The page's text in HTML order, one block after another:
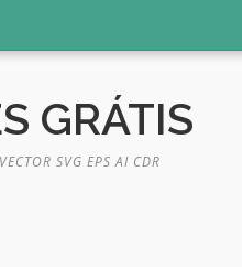
GRÁTIS
SVG EPS AI CDR